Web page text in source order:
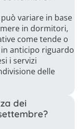
variare in base
in dormitori,
come tende o
anticipo riguardo
i servizi
delle
dei